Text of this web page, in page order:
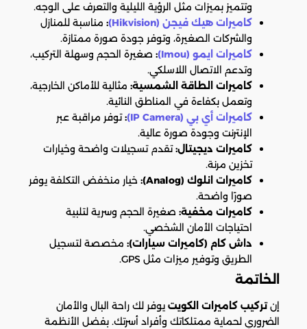
وتتميز بميزات مثل الرؤية الليلية والتعرف على الوجه.
كاميرات هيك فيجن (Hikvision)
: مناسبة للمنازل
والشركات الصغيرة، وتوفر جودة صورة ممتازة.
كاميرات ايمو (Imou)
: صغيرة الحجم وسهلة التركيب،
وتدعم الاتصال اللاسلكي.
كاميرات الطاقة الشمسية: مثالية للأماكن الخارجية،
وتعمل بكفاءة في المناطق النائية.
كاميرات أي بي (IP Camera)
:توفر مراقبة عبر
الإنترنت وجودة صورة عالية.
كاميرات ديجيتال:تقدم تسجيلات واضحة وخيارات
تخزين مرنة.
كاميرات انلوك (Analog):
خيار منخفض التكلفة يوفر
صورًا واضحة.
كاميرات مخفية: صغيرة الحجم وسرية لتلبية
احتياجات الأمان الشخصي.
داش كام (كاميرات سيارات): مخصصة لتسجيل
الطريق وتوفير ميزات مثل GPS.
الخاتمة
إنتركيب كاميرات الكويت يوفر لك راحة البال والأمان
الضروري لحماية ممتلكاتك وأفراد أسرتك. بفضل الأنظمة